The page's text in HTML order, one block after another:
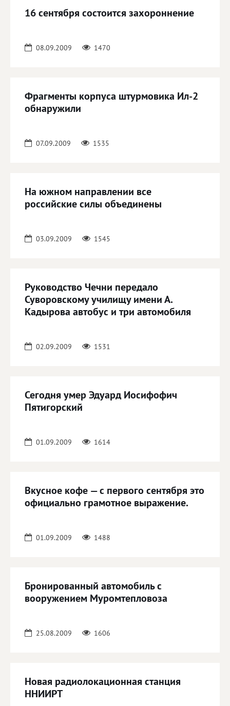
16 сентября состоится захороннение
08.09.2009 1470
Фрагменты корпуса штурмовика Ил-2
обнаружили
07.09.2009 1535
На южном направлении все
российские силы объединены
03.09.2009 1545
Руководство Чечни передало
Суворовскому училищу имени А.
Кадырова автобус и три автомобиля
02.09.2009 1531
Сегодня умер Эдуард Иосифофич
Пятигорский
01.09.2009 1614
Вкусное кофе — с первого сентября это
официально грамотное выражение.
01.09.2009 1488
Бронированный автомобиль с
вооружением Муромтепловоза
25.08.2009 1606
Новая радиолокационная станция
ННИИРТ